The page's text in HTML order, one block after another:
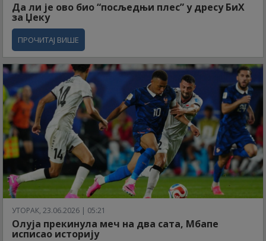
Да ли је ово био “посљедњи плес” у дресу БиХ
за Џеку
ПРОЧИТАЈ ВИШЕ
УТОРАК, 23.06.2026 | 05:21
Олуја прекинула меч на два сата, Мбапе
исписао историју